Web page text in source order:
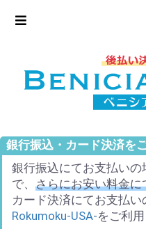
銀行振込・カード決済を
銀行振込にてお支払いの
で、 さらにお安い料金
カード決済にてお支払
Rokumoku-USA-をご利用